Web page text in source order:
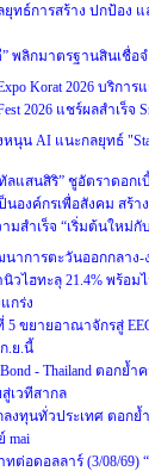
ยุทธ์การสร้าง ปกป้อ
พลิกมาตรฐานสินเชื่อ
Korat 2026 บริก
2026 แชร์ผลสำเร็
น AI แนะกลยุทธ์
แสนสิริ” ชูอัตราดอกเ
องค์กรเพื่อสังคม สร้า
ามสำเร็จ “เริ่มต้นให
การตะวันออกกลาง
วไฮทะลุ 21.4% พร้อ
กร่ง
5 ขยายอาณาจักรสู่
.ย.นี้
- Thailand ตอกย้
เวทีสากล
งทุนทั่วประเทศ ตอก
mai
ทต่อดอลลาร์ (3/08/